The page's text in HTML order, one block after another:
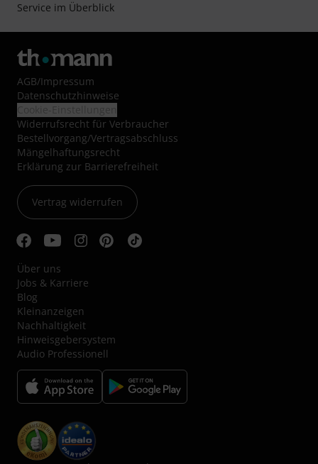
Service im Überblick
AGB/Impressum
Datenschutzhinweise
Widerrufsrecht für Verbraucher
Bestellvorgang/Vertragsabschluss
Mängelhaftungsrecht
Erklärung zur Barrierefreiheit
Vertrag widerrufen
Über uns
Jobs & Karriere
Blog
Kleinanzeigen
Nachhaltigkeit
Hinweisgebersystem
Audio Professionell